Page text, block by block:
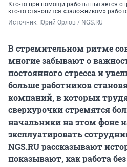
Кто-то при помощи работы пытается
кто-то становится «заложником»
Источник: Юрий Орлов / NGS.RU
В стремительном ритме
многие забывают о
постоянного стресса и
больше работников
компаний, в которых
сверхурочки стремятся
начальники на этом фоне
эксплуатировать
NGS.RU рассказывают
показывают, как работа